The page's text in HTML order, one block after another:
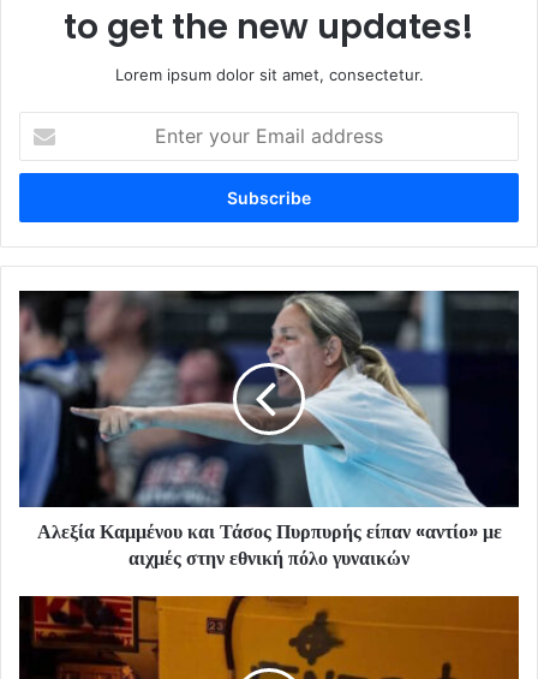
to get the new updates!
Lorem ipsum dolor sit amet, consectetur.
your
Email
Αλεξία Καμμένου και Τάσος Πυρπυρής είπαν «αντίο» με
αιχμές στην εθνική πόλο γυναικών